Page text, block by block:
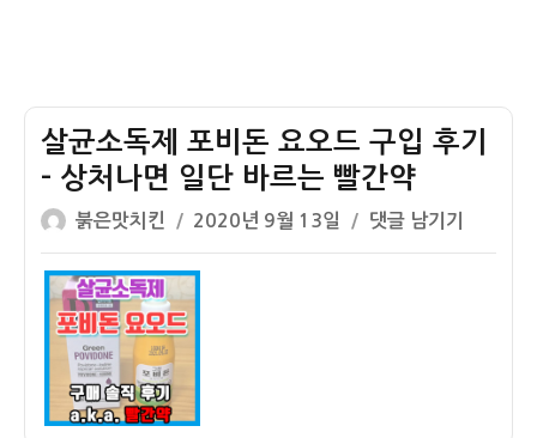
살균소독제 포비돈 요오드 구입 후기
– 상처나면 일단 바르는 빨간약
글
쓴
이
붉은맛치킨
작
성
일
2020년 9월 13일
살
균
댓글 남기기